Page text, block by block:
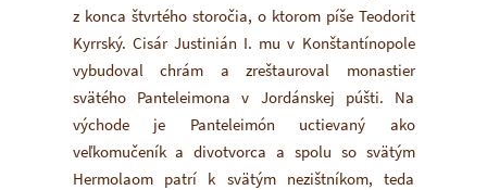
z konca štvrtého storočia, o ktorom píše Teodorit
Kyrrský. Cisár Justinián I. mu v Konštantínopole
vybudoval chrám a zreštauroval monastier
svätého Panteleimona v Jordánskej púšti. Na
východe je Panteleimón uctievaný ako
veľkomučeník a divotvorca a spolu so svätým
Hermolaom patrí k svätým nezištníkom, teda